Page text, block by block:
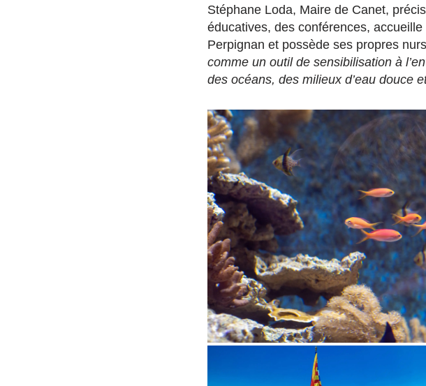
Stéphane Loda, Maire de Canet,
éducatives, des conférences,
Perpignan et possède ses propres
comme un outil de sensibilisation à
des océans, des milieux d’eau douce